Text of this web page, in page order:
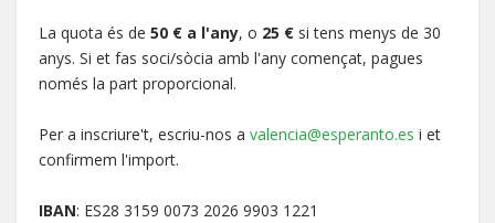
La quota és de 50 € a l'any, o 25 € si tens menys de 30
anys. Si et fas soci/sòcia amb l'any començat, pagues
només la part proporcional.
Per a inscriure't, escriu-nos a valencia@esperanto.es i et
confirmem l'import.
IBAN: ES28 3159 0073 2026 9903 1221